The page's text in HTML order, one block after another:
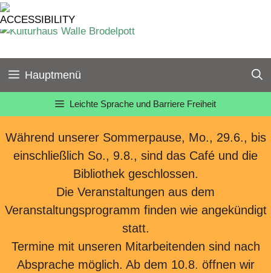
Zum
Inhalt
Hauptmenü
Leichte Sprache und Barriere Freiheit
Während unserer Sommerpause, Mo., 29.6., bis
einschließlich So., 9.8., sind das Café und die
Bibliothek geschlossen.
Die Veranstaltungen aus dem
Veranstaltungsprogramm finden wie angekündigt
statt.
Termine mit unseren Mitarbeitenden sind nach
Absprache möglich. Ab dem 10.8. öffnen wir